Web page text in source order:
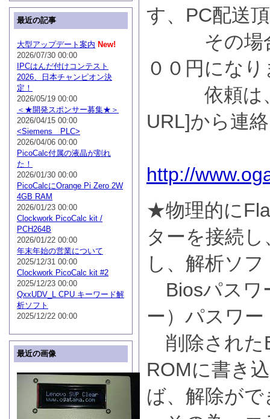
す、PC配送
その場合
００円にな
依頼は、
URL]から連
http://
★物理的に
ターを接続
し、解析ソ
Biosパスワ
ー）パスワ
削除された
ROMに書き
ば、解除が
最近の記事
大型アップデート案内 New!
2026/07/30 00:00
IPCはんだ付けコンテスト
2026、日本チャンピオン決
定！
2026/05/19 00:00
＜★開発スポンサー募集★＞
2026/04/15 00:00
<Siemens PLC>
2026/04/06 00:00
PicoCalc付属の液晶が割れ
た！
2026/01/30 00:00
PicoCalcにOrange Pi Zero 2W
4GB RAM
2026/01/23 00:00
Clockwork PicoCalc kit /
PCH264B
2026/01/22 00:00
年末年始の営業について
2025/12/31 00:00
Clockwork PicoCalc kit #2
2025/12/23 00:00
QxxUDV_L CPU キーワード解
析ソフト
2025/12/22 00:00
最近の画像